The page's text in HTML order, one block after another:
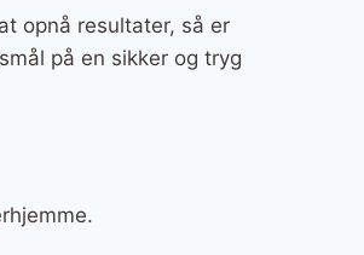
opnå resultater, så er
på en sikker og tryg